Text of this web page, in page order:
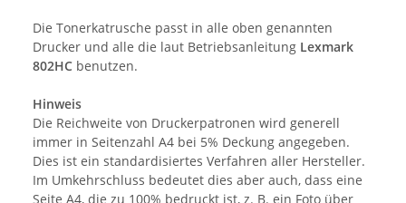
Die Tonerkatrusche passt in alle oben genannten
Drucker und alle die laut Betriebsanleitung Lexmark
802HC benutzen.
Hinweis
Die Reichweite von Druckerpatronen wird generell
immer in Seitenzahl A4 bei 5% Deckung angegeben.
Dies ist ein standardisiertes Verfahren aller Hersteller.
Im Umkehrschluss bedeutet dies aber auch, dass eine
Seite A4, die zu 100% bedruckt ist, z. B. ein Foto über